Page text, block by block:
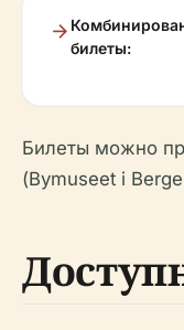
билеты:
Билеты можно
(Bymuseet i